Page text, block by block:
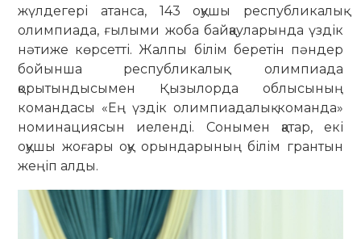
жүлдегері атанса, 143 оқушы республикалық
олимпиада, ғылыми жоба байқауларында үздік
нәтиже көрсетті. Жалпы білім беретін пәндер
бойынша республикалық олимпиада
қорытындысымен Қызылорда облысының
командасы «Ең үздік олимпиадалық команда»
номинациясын иеленді. Сонымен қатар, екі
оқушы жоғары оқу орындарының білім грантын
жеңіп алды.